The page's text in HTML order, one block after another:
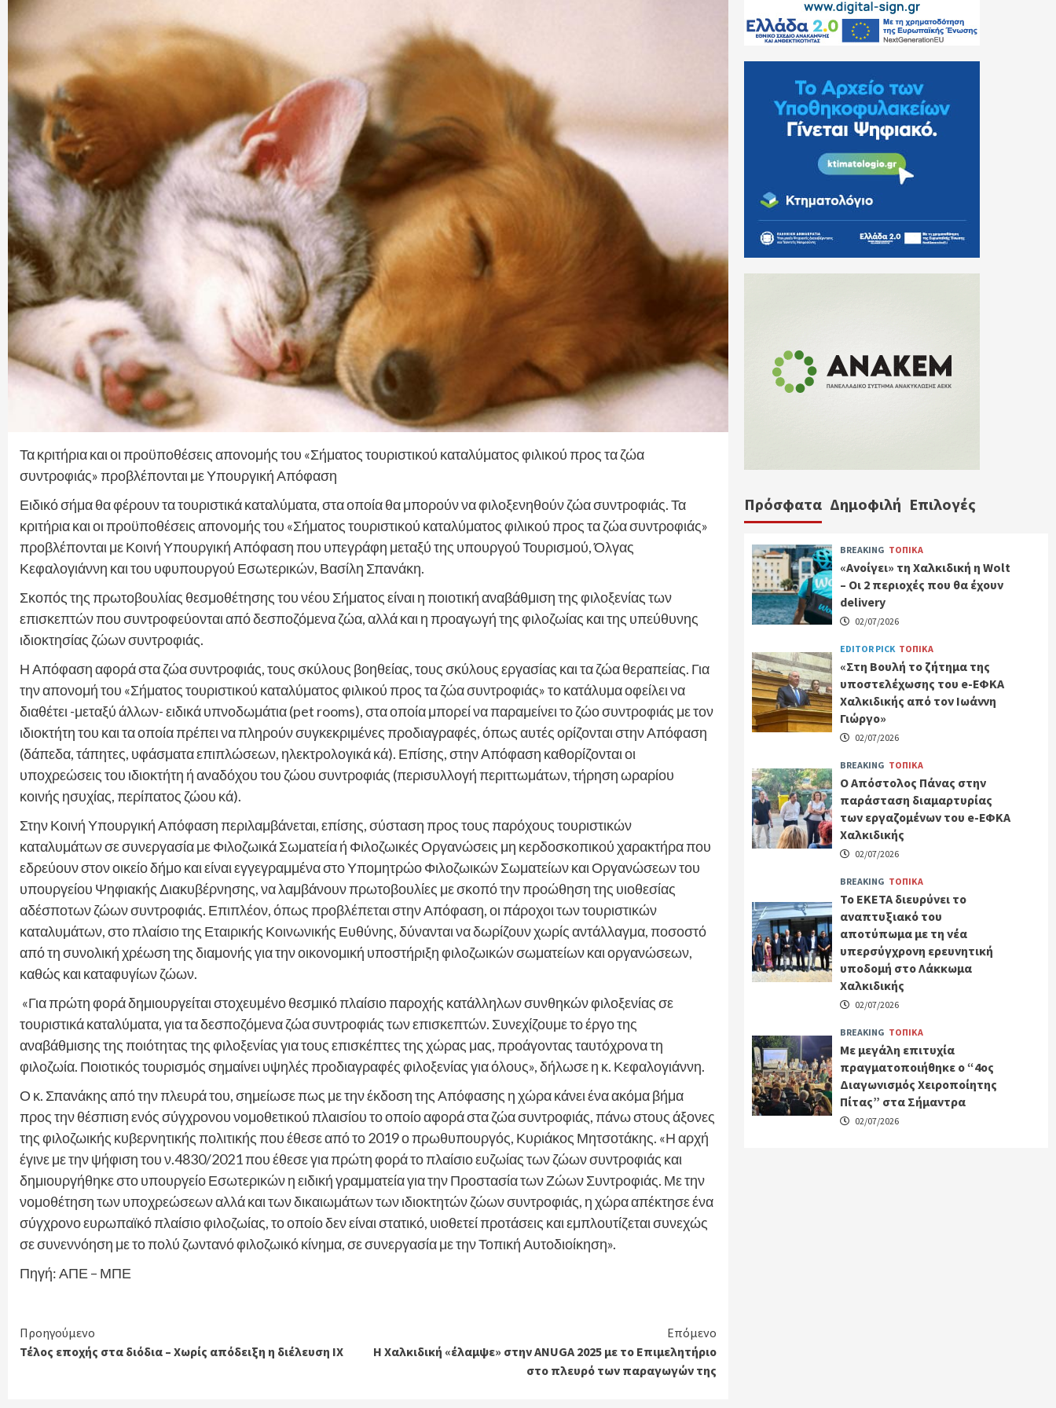
Τα κριτήρια και οι προϋποθέσεις απονομής του «Σήματος τουριστικού καταλύματος φιλικού προς τα ζώα
συντροφιάς» προβλέπονται με Υπουργική Απόφαση
Ειδικό σήμα θα φέρουν τα τουριστικά καταλύματα, στα οποία θα μπορούν να φιλοξενηθούν ζώα συντροφιάς. Τα
κριτήρια και οι προϋποθέσεις απονομής του «Σήματος τουριστικού καταλύματος φιλικού προς τα ζώα συντροφιάς»
προβλέπονται με Κοινή Υπουργική Απόφαση που υπεγράφη μεταξύ της υπουργού Τουρισμού, Όλγας
Κεφαλογιάννη και του υφυπουργού Εσωτερικών, Βασίλη Σπανάκη.
Σκοπός της πρωτοβουλίας θεσμοθέτησης του νέου Σήματος είναι η ποιοτική αναβάθμιση της φιλοξενίας των
επισκεπτών που συντροφεύονται από δεσποζόμενα ζώα, αλλά και η προαγωγή της φιλοζωίας και της υπεύθυνης
ιδιοκτησίας ζώων συντροφιάς.
Η Απόφαση αφορά στα ζώα συντροφιάς, τους σκύλους βοηθείας, τους σκύλους εργασίας και τα ζώα θεραπείας. Για
την απονομή του «Σήματος τουριστικού καταλύματος φιλικού προς τα ζώα συντροφιάς» το κατάλυμα οφείλει να
διαθέτει -μεταξύ άλλων- ειδικά υπνοδωμάτια (pet rooms), στα οποία μπορεί να παραμείνει το ζώο συντροφιάς με τον
ιδιοκτήτη του και τα οποία πρέπει να πληρούν συγκεκριμένες προδιαγραφές, όπως αυτές ορίζονται στην Απόφαση
(δάπεδα, τάπητες, υφάσματα επιπλώσεων, ηλεκτρολογικά κά). Επίσης, στην Απόφαση καθορίζονται οι
υποχρεώσεις του ιδιοκτήτη ή αναδόχου του ζώου συντροφιάς (περισυλλογή περιττωμάτων, τήρηση ωραρίου
κοινής ησυχίας, περίπατος ζώου κά).
Στην Κοινή Υπουργική Απόφαση περιλαμβάνεται, επίσης, σύσταση προς τους παρόχους τουριστικών
καταλυμάτων σε συνεργασία με Φιλοζωικά Σωματεία ή Φιλοζωικές Οργανώσεις μη κερδοσκοπικού χαρακτήρα που
εδρεύουν στον οικείο δήμο και είναι εγγεγραμμένα στο Υπομητρώο Φιλοζωικών Σωματείων και Οργανώσεων του
υπουργείου Ψηφιακής Διακυβέρνησης, να λαμβάνουν πρωτοβουλίες με σκοπό την προώθηση της υιοθεσίας
αδέσποτων ζώων συντροφιάς. Επιπλέον, όπως προβλέπεται στην Απόφαση, οι πάροχοι των τουριστικών
καταλυμάτων, στο πλαίσιο της Εταιρικής Κοινωνικής Ευθύνης, δύνανται να δωρίζουν χωρίς αντάλλαγμα, ποσοστό
από τη συνολική χρέωση της διαμονής για την οικονομική υποστήριξη φιλοζωικών σωματείων και οργανώσεων,
καθώς και καταφυγίων ζώων.
«Για πρώτη φορά δημιουργείται στοχευμένο θεσμικό πλαίσιο παροχής κατάλληλων συνθηκών φιλοξενίας σε
τουριστικά καταλύματα, για τα δεσποζόμενα ζώα συντροφιάς των επισκεπτών. Συνεχίζουμε το έργο της
αναβάθμισης της ποιότητας της φιλοξενίας για τους επισκέπτες της χώρας μας, προάγοντας ταυτόχρονα τη
φιλοζωία. Ποιοτικός τουρισμός σημαίνει υψηλές προδιαγραφές φιλοξενίας για όλους», δήλωσε η κ. Κεφαλογιάννη.
Ο κ. Σπανάκης από την πλευρά του, σημείωσε πως με την έκδοση της Απόφασης η χώρα κάνει ένα ακόμα βήμα
προς την θέσπιση ενός σύγχρονου νομοθετικού πλαισίου το οποίο αφορά στα ζώα συντροφιάς, πάνω στους άξονες
της φιλοζωικής κυβερνητικής πολιτικής που έθεσε από το 2019 ο πρωθυπουργός, Κυριάκος Μητσοτάκης. «Η αρχή
έγινε με την ψήφιση του ν.4830/2021 που έθεσε για πρώτη φορά το πλαίσιο ευζωίας των ζώων συντροφιάς και
δημιουργήθηκε στο υπουργείο Εσωτερικών η ειδική γραμματεία για την Προστασία των Ζώων Συντροφιάς. Με την
νομοθέτηση των υποχρεώσεων αλλά και των δικαιωμάτων των ιδιοκτητών ζώων συντροφιάς, η χώρα απέκτησε ένα
σύγχρονο ευρωπαϊκό πλαίσιο φιλοζωίας, το οποίο δεν είναι στατικό, υιοθετεί προτάσεις και εμπλουτίζεται συνεχώς
σε συνεννόηση με το πολύ ζωντανό φιλοζωικό κίνημα, σε συνεργασία με την Τοπική Αυτοδιοίκηση».
Πηγή: ΑΠΕ – ΜΠΕ
Continue
Reading
Προηγούμενο
Τέλος εποχής στα διόδια – Χωρίς απόδειξη η διέλευση ΙΧ
Επόμενο
Η Χαλκιδική «έλαμψε» στην ANUGA 2025 με το Επιμελητήριο
στο πλευρό των παραγωγών της
Πρόσφατα Δημοφιλή Επιλογές
BREAKING ΤΟΠΙΚΑ
«Ανοίγει» τη Χαλκιδική η Wolt
– Οι 2 περιοχές που θα έχουν
delivery
02/07/2026
EDITOR PICK ΤΟΠΙΚΑ
«Στη Βουλή το ζήτημα της
υποστελέχωσης του e-ΕΦΚΑ
Χαλκιδικής από τον Ιωάννη
Γιώργο»
02/07/2026
BREAKING ΤΟΠΙΚΑ
Ο Απόστολος Πάνας στην
παράσταση διαμαρτυρίας
των εργαζομένων του e-ΕΦΚΑ
Χαλκιδικής
02/07/2026
BREAKING ΤΟΠΙΚΑ
Το ΕΚΕΤΑ διευρύνει το
αναπτυξιακό του
αποτύπωμα με τη νέα
υπερσύγχρονη ερευνητική
υποδομή στο Λάκκωμα
Χαλκιδικής
02/07/2026
BREAKING ΤΟΠΙΚΑ
Με μεγάλη επιτυχία
πραγματοποιήθηκε ο “4ος
Διαγωνισμός Χειροποίητης
Πίτας” στα Σήμαντρα
02/07/2026